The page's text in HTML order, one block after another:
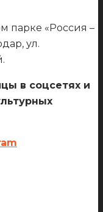
парке «Россия –
ул.
в соцсетях и